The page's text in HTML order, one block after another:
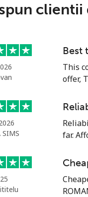
Log in
Continua cu
clientii
Best
This
offer,
SIMS
far.